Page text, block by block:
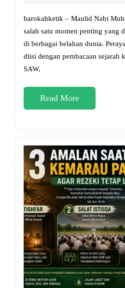
Doa
barokahketik – Maulid Nabi Muhammad SAW menjadi
salah satu momen penting yang
di berbagai belahan dunia.
diisi dengan pembacaan sejarah
SAW,
Read MoreRead
More